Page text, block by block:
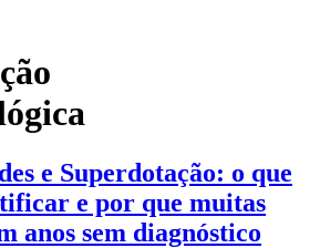
e Superdotação: o que
e por que muitas
anos sem diagnóstico